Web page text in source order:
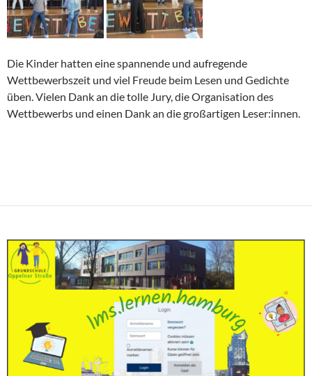
Die Kinder hatten eine spannende und aufregende
Wettbewerbszeit und viel Freude beim Lesen und Gedichte
üben. Vielen Dank an die tolle Jury, die Organisation des
Wettbewerbs und einen Dank an die großartigen Leser:innen.